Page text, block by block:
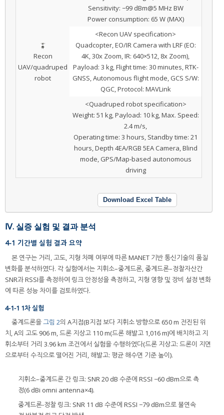
Recon
UAV/quadruped
robot
Sensitivity: −99 dBm@5 MHz BW
Power consumption: 65 W (MAX)
<Recon UAV specification>
Quadcopter, EO/IR Camera with LRF (EO:
4K, 30x Zoom, IR: 640×512, 8x Zoom),
Payload: 3 kg, Flight time: 30 minutes, RTK-
GNSS, Autonomous flight mode, GCS S/W:
QGC, Protocol: MAVLink
<Quadruped robot specification>
Weight: 51 kg, Payload: 10 kg, Max. Speed:
2.4 m/s,
Operating time: 3 hours, Standby time: 21
hours, Depth 4EA/RGB 5EA Camera, Blind
mode, GPS/Map-based autonomous
driving
Download Excel Table
Ⅳ. 실증 실험 및 결과 분석
4-1 기간별 실험 결과 요약
본 연구는 거리, 고도, 지형 차폐 여부에 따른 MANET 기반 통신기술의 품질
변화를 분석하였다. 각 실험에서는 지휘소–중계드론, 중계드론–정찰자산간
SNR과 RSSI를 측정하여 링크 안정성을 측정하고, 지형 영향 및 장비 설정 변화
에 따른 성능 차이를 검토하였다.
4-1-1 1차 실험
중계드론을그림 2의 A지점(B지점 보다 지휘소 방향으로 650 m 전진된 위
치, A의 고도 906 m, 드론 지상고 110 m(드론 해발고 1,016 m)에 배치하고 지
휘소부터 거리 3.96 km 조건에서 실험을 수행하였다(드론 지상고: 드론이 지면
으로부터 수직으로 떨어진 거리, 해발고: 평균 해수면 기준 높이).
지휘소–중계드론 간 링크: SNR 20 dB 수준에 RSSI −60 dBm으로 측
정(6 dBi omni antenna×4).
중계드론-정찰 링크: SNR 11 dB 수준에 RSSI −79 dBm으로 불연속